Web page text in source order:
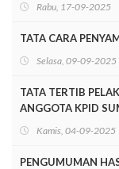
Rabu, 17-09-2025
TATA CARA
Selasa, 09-09-2025
TATA TERTIB
ANGGOTA KPID
Kamis, 04-09-2025
PENGUMUMAN